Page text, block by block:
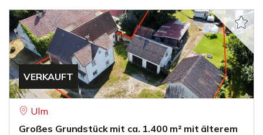
VERKAUFT
Ulm
Großes Grundstück mit ca. 1.400 m² mit älterem